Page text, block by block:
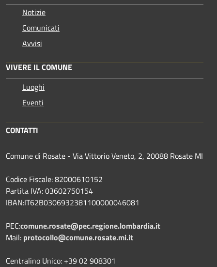
Notizie
Comunicati
Avvisi
VIVERE IL COMUNE
Luoghi
Eventi
CONTATTI
Comune di Rosate - Via Vittorio Veneto, 2, 20088 Rosate MI
Codice Fiscale: 82000610152
Partita IVA: 03602750154
IBAN:IT62B0306932381100000046081
PEC:comune.rosate@pec.regione.lombardia.it
Mail: protocollo@comune.rosate.mi.it
Centralino Unico: +39 02 908301